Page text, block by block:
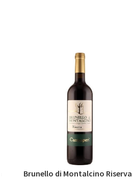
Brunello di Montalcino Riserva